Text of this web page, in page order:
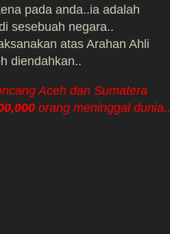
pada anda..ia adalah
sesebuah negara..
atas Arahan Ahli
diendahkan..
Aceh dan Sumatera
orang meninggal dunia..